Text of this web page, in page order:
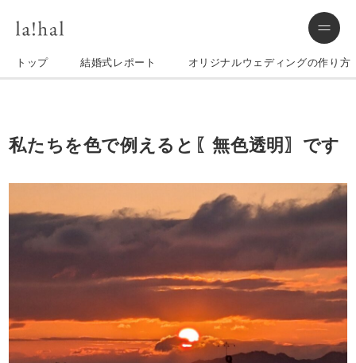
トップ 結婚式レポート オリジナルウェディングの作り方
私たちを色で例えると〖無色透明〗です